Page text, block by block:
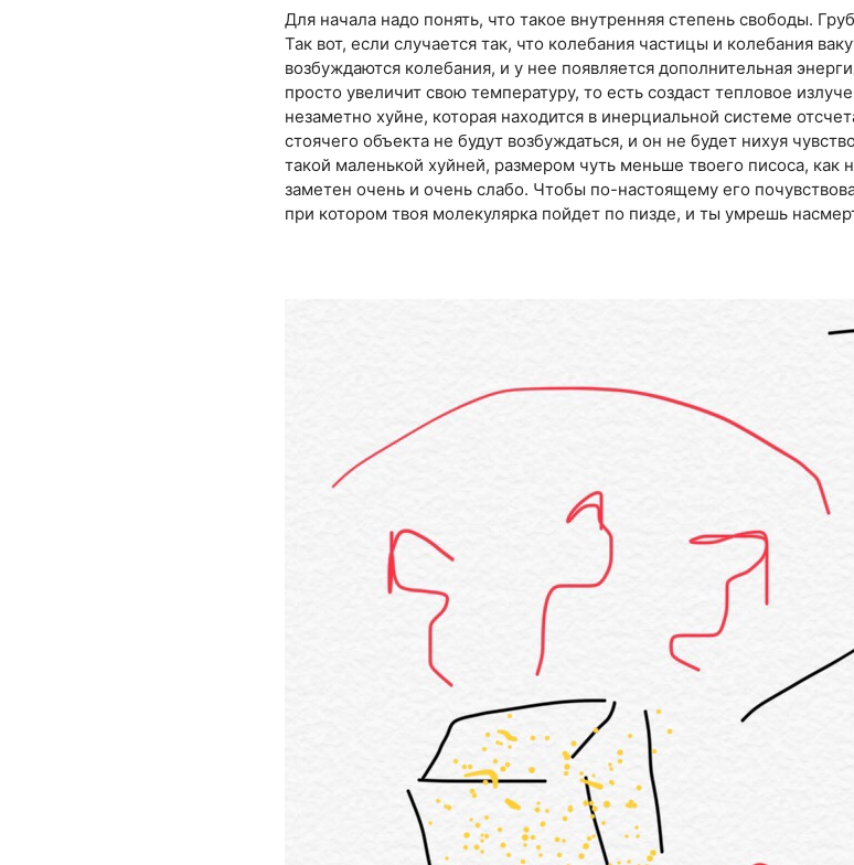
Для начала надо понять, что такое внутренняя степень свободы.
Так вот, если случается так, что колебания частицы и колебания
возбуждаются колебания, и у нее появляется дополнительная
просто увеличит свою температуру, то есть создаст тепловое
незаметно хуйне, которая находится в инерциальной системе
стоячего объекта не будут возбуждаться, и он не будет нихуя
такой маленькой хуйней, размером чуть меньше твоего писоса, как
заметен очень и очень слабо. Чтобы по-настоящему его
при котором твоя молекулярка пойдет по пизде, и ты умрешь